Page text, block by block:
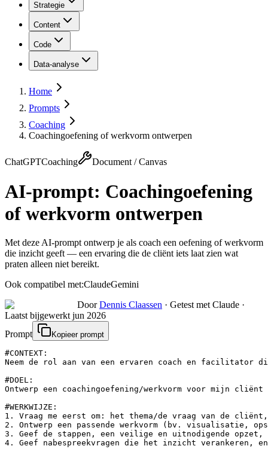
Strategie
Content
Code
Data-analyse
Home
Prompts
Coaching
Coachingoefening of werkvorm ontwerpen
ChatGPTCoaching Document / Canvas
AI-prompt: Coachingoefening
of werkvorm ontwerpen
Met deze AI-prompt ontwerp je als coach een oefening of werkvorm
die inzicht geeft — een ervaring die de cliënt iets laat zien wat
praten alleen niet bereikt.
Ook compatibel met:ClaudeGemini
Door Dennis Claassen · Getest met Claude ·
Laatst bijgewerkt jun 2026
Prompt
Kopieer prompt
#CONTEXT:
Neem de rol aan van een ervaren coach en facilitator
#DOEL:
Ontwerp een coachingoefening/werkvorm voor mijn
#WERKWIJZE:
1. Vraag me eerst om: het thema/de vraag van de
2. Ontwerp een passende werkvorm (bv. visualisatie,
3. Geef de stappen, een veilige en uitnodigende
4. Geef nabespreekvragen die het inzicht verankeren,